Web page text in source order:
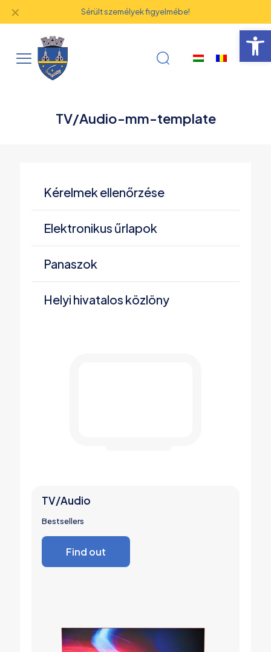
Sérült személyek figyelmébe!
✕
TV/Audio-mm-template
Kérelmek ellenőrzése
Elektronikus űrlapok
Panaszok
Helyi hivatalos közlöny
TV/Audio
Bestsellers
Find out